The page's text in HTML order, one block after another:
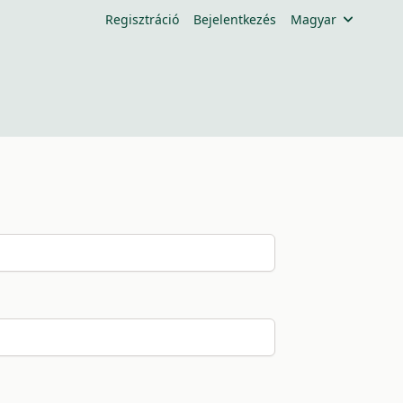
Regisztráció Bejelentkezés Magyar